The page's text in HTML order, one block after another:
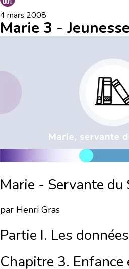
4 mars 2008
Marie 3 -
Marie - Servante du
par Henri Gras
Partie I. Les
Chapitre 3. Enfance